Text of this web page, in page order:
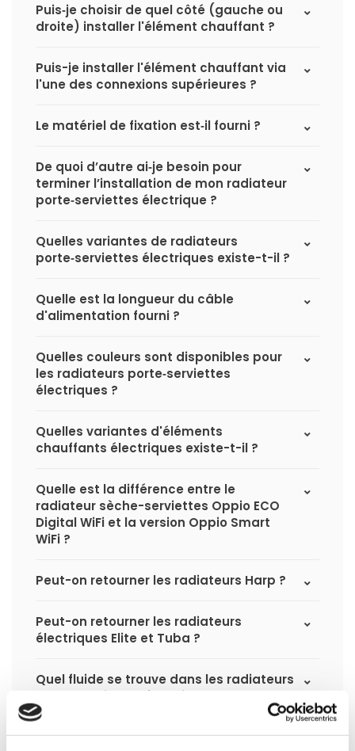
Puis‑je choisir de quel côté (gauche ou
droite) installer l'élément chauffant ?
Puis-je installer l'élément chauffant via
l'une des connexions supérieures ?
Le matériel de fixation est‑il fourni ?
De quoi d’autre ai‑je besoin pour
terminer l’installation de mon radiateur
porte‑serviettes électrique ?
Quelles variantes de radiateurs
porte‑serviettes électriques existe-t-il ?
Quelle est la longueur du câble
d'alimentation fourni ?
Quelles couleurs sont disponibles pour
les radiateurs porte‑serviettes
électriques ?
Quelles variantes d'éléments
chauffants électriques existe-t-il ?
Quelle est la différence entre le
radiateur sèche-serviettes Oppio ECO
Digital WiFi et la version Oppio Smart
WiFi ?
Peut-on retourner les radiateurs Harp ?
Peut-on retourner les radiateurs
électriques Elite et Tuba ?
Quel fluide se trouve dans les radiateurs
porte-serviettes électriques ?
Comment calculer la capacité